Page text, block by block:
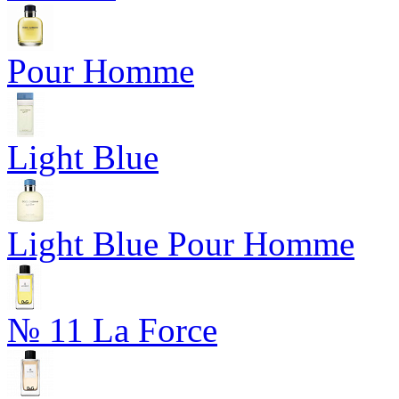
Pour Homme
Light Blue
Light Blue Pour Homme
№ 11 La Force